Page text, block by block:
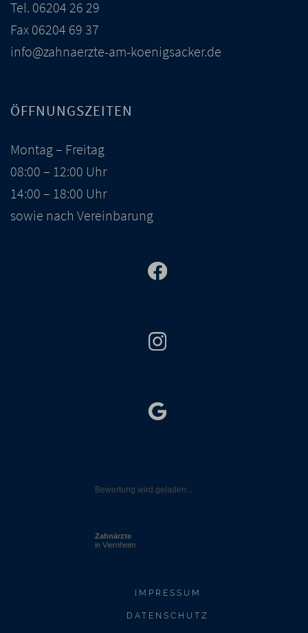
Tel. 06204 26 29
Fax 06204 69 37
info@zahnaerzte-am-koenigsacker.de
ÖFFNUNGSZEITEN
Montag – Freitag
08:00 – 12:00 Uhr
14:00 – 18:00 Uhr
sowie nach Vereinbarung
Bewertung wird geladen...
Zahnärzte
in Viernheim
IMPRESSUM
DATENSCHUTZ